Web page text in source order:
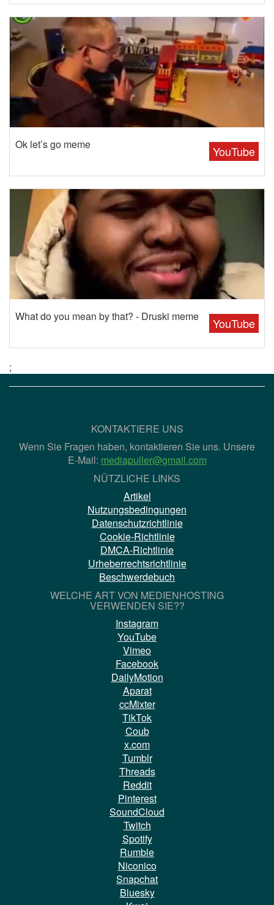
YouTube
Ok let’s go meme
YouTube
What do you mean by that? - Druski meme
;
KONTAKTIERE UNS
Wenn Sie Fragen haben, kontaktieren Sie uns. Unsere
E-Mail: mediapuller@gmail.com
NÜTZLICHE LINKS
Artikel
Nutzungsbedingungen
Datenschutzrichtlinie
Cookie-Richtlinie
DMCA-Richtlinie
Urheberrechtsrichtlinie
Beschwerdebuch
WELCHE ART VON MEDIENHOSTING
VERWENDEN SIE??
Instagram
YouTube
Vimeo
Facebook
DailyMotion
Aparat
ccMixter
TikTok
Coub
x.com
Tumblr
Threads
Reddit
Pinterest
SoundCloud
Twitch
Spotify
Rumble
Niconico
Snapchat
Bluesky